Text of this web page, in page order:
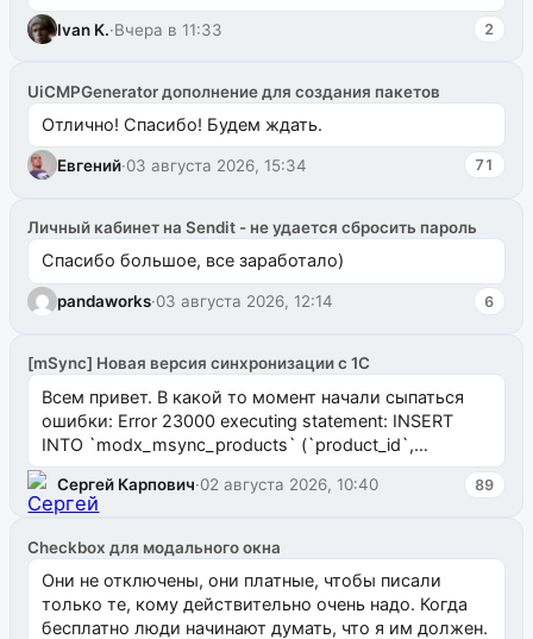
ms2galleryphp
Ivan K.·Вчера в 11:33 2
UiCMPGenerator дополнение для создания пакетов
Отлично! Спасибо! Будем ждать.
Евгений·03 августа 2026, 15:34 71
Личный кабинет на Sendit - не удается сбросить пароль
Спасибо большое, все заработало)
pandaworks·03 августа 2026, 12:14 6
[mSync] Новая версия синхронизации с 1С
Всем привет. В какой то момент начали сыпаться
ошибки: Error 23000 executing statement: INSERT
INTO `modx_msync_products` (`product_id`,
`uuid_1c`) VALUES ...
Сергей Карпович·02 августа 2026, 10:40 89
Checkbox для модального окна
Они не отключены, они платные, чтобы писали
только те, кому действительно очень надо. Когда
бесплатно люди начинают думать, что я им должен.